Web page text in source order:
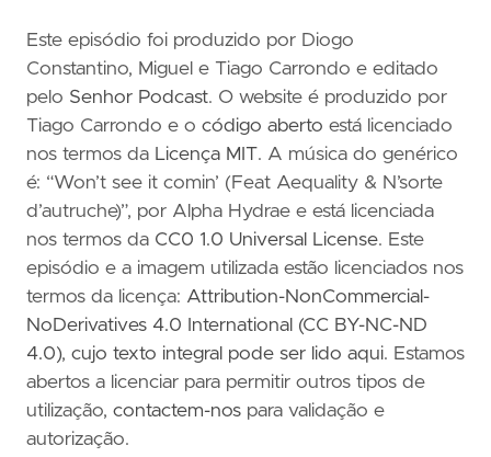
Este episódio foi produzido por Diogo
Constantino, Miguel e Tiago Carrondo e editado
pelo Senhor Podcast. O website é produzido por
Tiago Carrondo e o código aberto está licenciado
nos termos da Licença MIT. A música do genérico
é: “Won’t see it comin’ (Feat Aequality & N’sorte
d’autruche)”, por Alpha Hydrae e está licenciada
nos termos da CC0 1.0 Universal License. Este
episódio e a imagem utilizada estão licenciados nos
termos da licença: Attribution-NonCommercial-
NoDerivatives 4.0 International (CC BY-NC-ND
4.0), cujo texto integral pode ser lido aqui. Estamos
abertos a licenciar para permitir outros tipos de
utilização, contactem-nos para validação e
autorização.